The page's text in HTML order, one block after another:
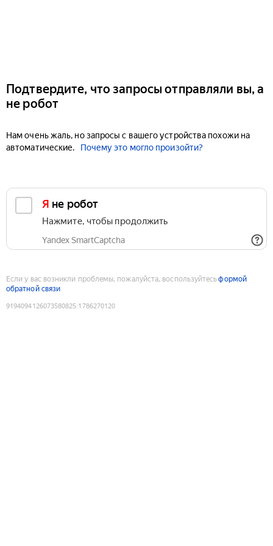
Подтвердите, что запросы отправляли вы, а
не робот
Нам очень жаль, но запросы с вашего устройства похожи на
автоматические.
Почему это могло произойти?
Я не робот
Нажмите, чтобы продолжить
Yandex SmartCaptcha
Если у вас возникли проблемы, пожалуйста, воспользуйтесьформой
обратной связи
9194094126073580825:1786270120